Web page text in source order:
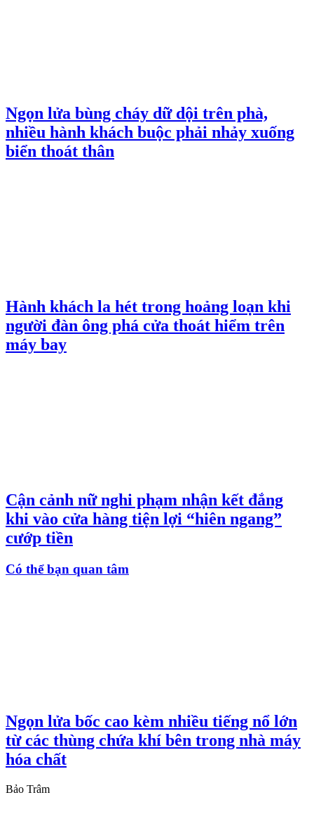
Ngọn lửa bùng cháy dữ dội trên phà,
nhiều hành khách buộc phải nhảy xuống
biển thoát thân
Hành khách la hét trong hoảng loạn khi
người đàn ông phá cửa thoát hiểm trên
máy bay
Cận cảnh nữ nghi phạm nhận kết đắng
khi vào cửa hàng tiện lợi “hiên ngang”
cướp tiền
Có thể bạn quan tâm
Ngọn lửa bốc cao kèm nhiều tiếng nổ lớn
từ các thùng chứa khí bên trong nhà máy
hóa chất
Bảo Trâm